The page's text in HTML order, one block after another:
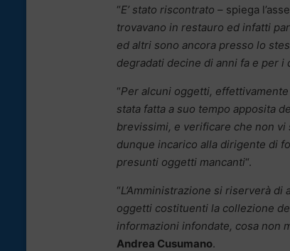
“E’ stato riscontrato – spiega
trovavano in restauro ed infatti
ed altri sono ancora presso lo
degradati decine di anni fa e per i
“Per alcuni oggetti,
stata fatta a suo tempo apposita
brevissimi, e verificare che non
dunque incarico alla dirigente di
presunti oggetti mancanti“.
“L’Amministrazione si riserverà
oggetti costituenti la collezione
informazioni infondate, cosa non
Andrea Cusumano.